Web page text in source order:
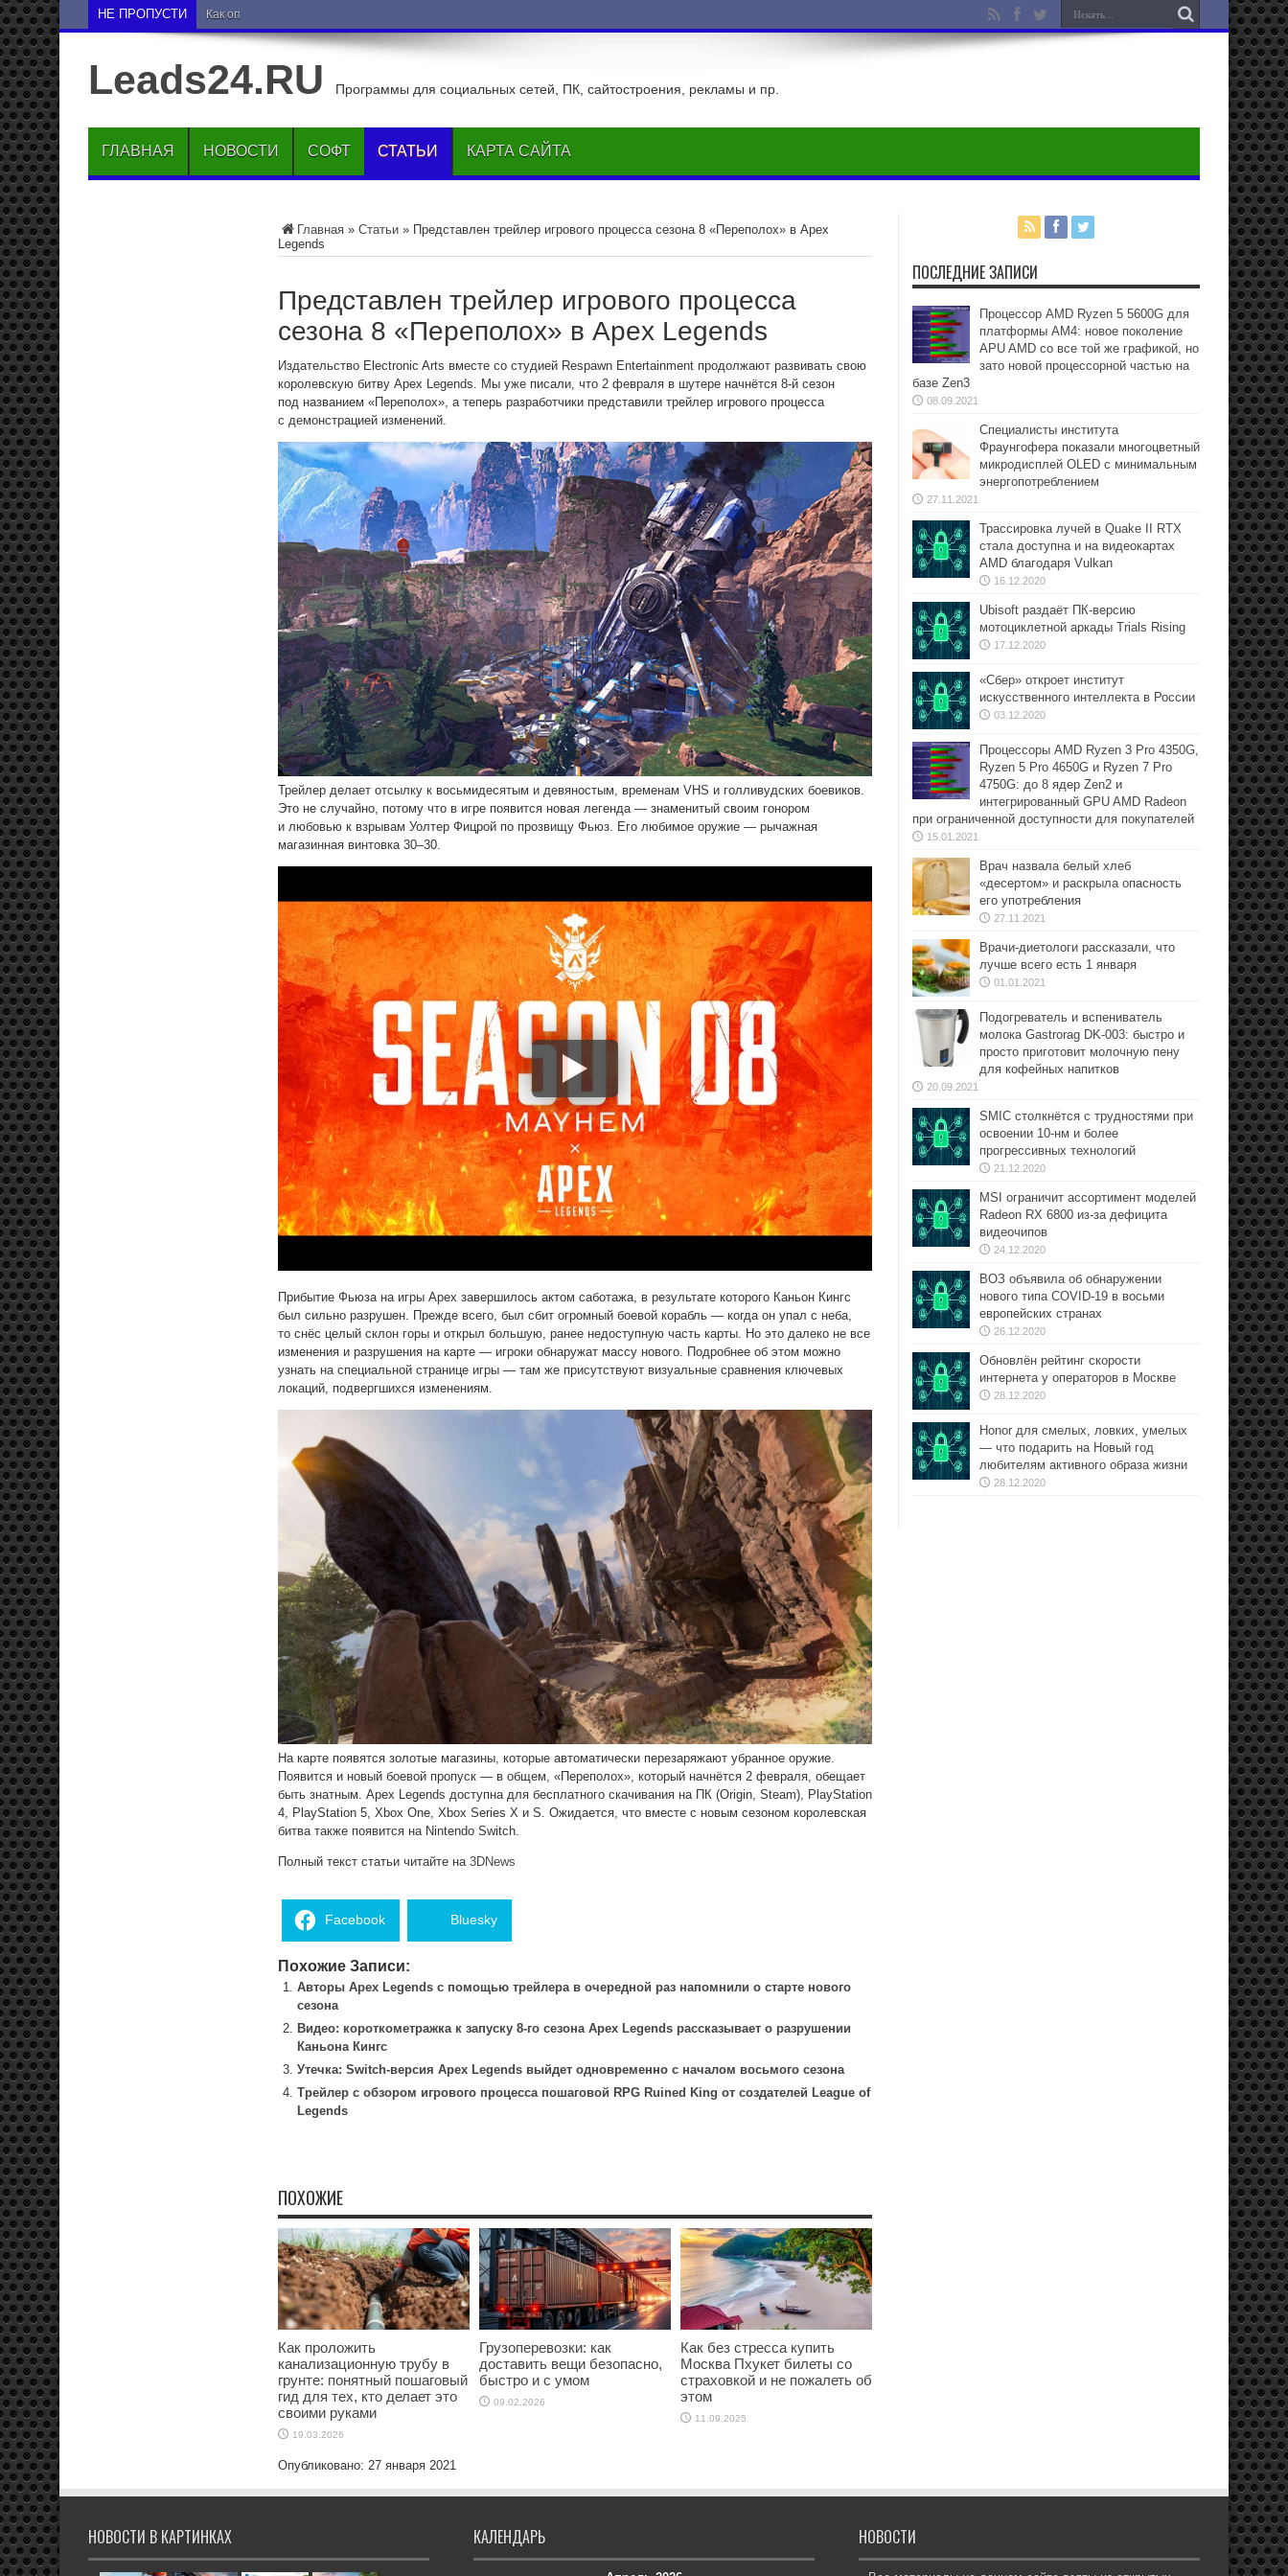
НЕ ПРОПУСТИ Как опустить друга на нижние позиции ВКонтак
Leads24.RU Программы для социальных сетей, ПК, сайтостроения, рекламы и пр.
ГЛАВНАЯ НОВОСТИ СОФТ СТАТЬИ КАРТА САЙТА
Главная » Статьи » Представлен трейлер игрового процесса сезона 8 «Переполох» в Apex
Legends
Представлен трейлер игрового процесса
сезона 8 «Переполох» в Apex Legends
Издательство Electronic Arts вместе со студией Respawn Entertainment продолжают развивать свою
королевскую битву Apex Legends. Мы уже писали, что 2 февраля в шутере начнётся 8-й сезон
под названием «Переполох», а теперь разработчики представили трейлер игрового процесса
с демонстрацией изменений.
Трейлер делает отсылку к восьмидесятым и девяностым, временам VHS и голливудских боевиков.
Это не случайно, потому что в игре появится новая легенда — знаменитый своим гонором
и любовью к взрывам Уолтер Фицрой по прозвищу Фьюз. Его любимое оружие — рычажная
магазинная винтовка 30–30.
Прибытие Фьюза на игры Apex завершилось актом саботажа, в результате которого Каньон Кингс
был сильно разрушен. Прежде всего, был сбит огромный боевой корабль — когда он упал с неба,
то снёс целый склон горы и открыл большую, ранее недоступную часть карты. Но это далеко не все
изменения и разрушения на карте — игроки обнаружат массу нового. Подробнее об этом можно
узнать на специальной странице игры — там же присутствуют визуальные сравнения ключевых
локаций, подвергшихся изменениям.
На карте появятся золотые магазины, которые автоматически перезаряжают убранное оружие.
Появится и новый боевой пропуск — в общем, «Переполох», который начнётся 2 февраля, обещает
быть знатным. Apex Legends доступна для бесплатного скачивания на ПК (Origin, Steam), PlayStation
4, PlayStation 5, Xbox One, Xbox Series X и S. Ожидается, что вместе с новым сезоном королевская
битва также появится на Nintendo Switch.
Полный текст статьи читайте на 3DNews
Facebook Bluesky
Похожие Записи:
Авторы Apex Legends с помощью трейлера в очередной раз напомнили о старте нового
сезона
Видео: короткометражка к запуску 8-го сезона Apex Legends рассказывает о разрушении
Каньона Кингс
Утечка: Switch-версия Apex Legends выйдет одновременно с началом восьмого сезона
Трейлер с обзором игрового процесса пошаговой RPG Ruined King от создателей League of
Legends
ПОХОЖИЕ
Как проложить
канализационную трубу в
грунте: понятный пошаговый
гид для тех, кто делает это
своими руками
19.03.2026
Грузоперевозки: как
доставить вещи безопасно,
быстро и с умом
09.02.2026
Как без стресса купить
Москва Пхукет билеты со
страховкой и не пожалеть об
этом
11.09.2025
Опубликовано: 27 января 2021
ПОСЛЕДНИЕ ЗАПИСИ
Процессор AMD Ryzen 5 5600G для
платформы АМ4: новое поколение
APU AMD со все той же графикой, но
зато новой процессорной частью на
базе Zen3
08.09.2021
Специалисты института
Фраунгофера показали многоцветный
микродисплей OLED с минимальным
энергопотреблением
27.11.2021
Трассировка лучей в Quake II RTX
стала доступна и на видеокартах
AMD благодаря Vulkan
16.12.2020
Ubisoft раздаёт ПК-версию
мотоциклетной аркады Trials Rising
17.12.2020
«Сбер» откроет институт
искусственного интеллекта в России
03.12.2020
Процессоры AMD Ryzen 3 Pro 4350G,
Ryzen 5 Pro 4650G и Ryzen 7 Pro
4750G: до 8 ядер Zen2 и
интегрированный GPU AMD Radeon
при ограниченной доступности для покупателей
15.01.2021
Врач назвала белый хлеб
«десертом» и раскрыла опасность
его употребления
27.11.2021
Врачи-диетологи рассказали, что
лучше всего есть 1 января
01.01.2021
Подогреватель и вспениватель
молока Gastrorag DK-003: быстро и
просто приготовит молочную пену
для кофейных напитков
20.09.2021
SMIC столкнётся с трудностями при
освоении 10-нм и более
прогрессивных технологий
21.12.2020
MSI ограничит ассортимент моделей
Radeon RX 6800 из-за дефицита
видеочипов
24.12.2020
ВОЗ объявила об обнаружении
нового типа COVID-19 в восьми
европейских странах
26.12.2020
Обновлён рейтинг скорости
интернета у операторов в Москве
28.12.2020
Honor для смелых, ловких, умелых
— что подарить на Новый год
любителям активного образа жизни
28.12.2020
НОВОСТИ В КАРТИНКАХ КАЛЕНДАРЬ НОВОСТИ